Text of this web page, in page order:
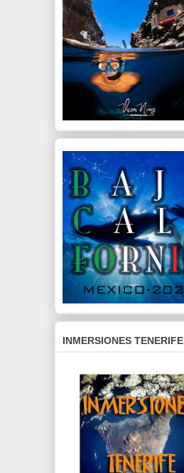
INMERSIONES TENERIFE